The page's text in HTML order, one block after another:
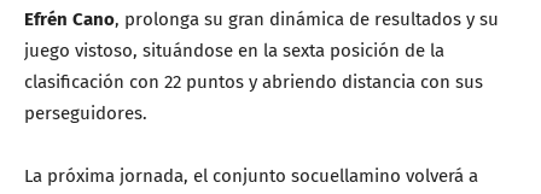
Efrén Cano, prolonga su gran dinámica de resultados y su
juego vistoso, situándose en la sexta posición de la
clasificación con 22 puntos y abriendo distancia con sus
perseguidores.
La próxima jornada, el conjunto socuellamino volverá a